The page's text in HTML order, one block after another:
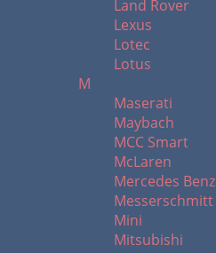
Land Rover
Lexus
Lotec
Lotus
M
Maserati
Maybach
MCC Smart
McLaren
Mercedes Benz
Messerschmitt
Mini
Mitsubishi